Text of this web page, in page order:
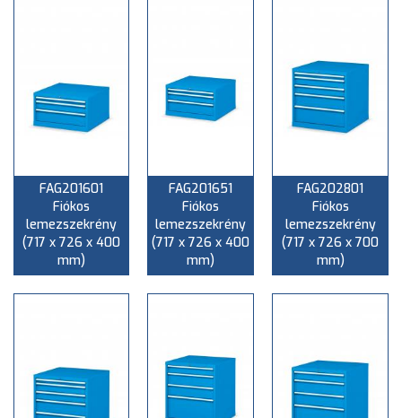
FAG201601
Fiókos
lemezszekrény
(717 x 726 x 400
mm)
FAG201651
Fiókos
lemezszekrény
(717 x 726 x 400
mm)
FAG202801
Fiókos
lemezszekrény
(717 x 726 x 700
mm)